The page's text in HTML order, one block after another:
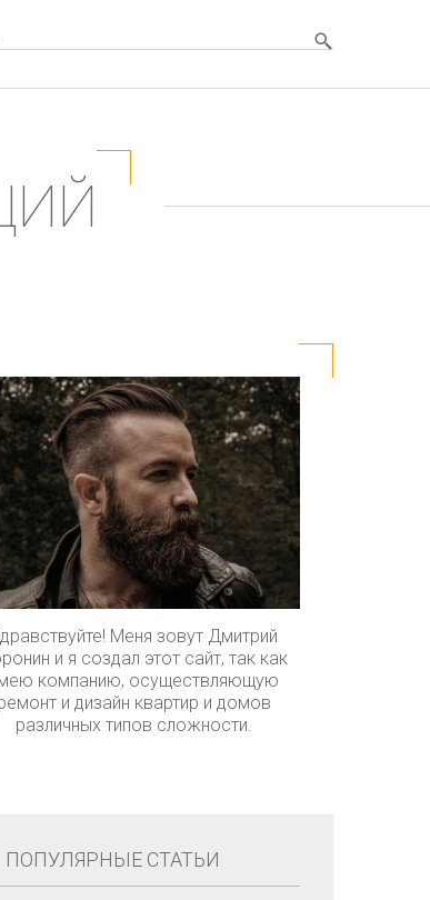
Меня зовут Дмитрий
и я создал этот сайт, так как
компанию, осуществляющую
и дизайн квартир и домов
различных типов сложности.
ПОПУЛЯРНЫЕ СТАТЬИ